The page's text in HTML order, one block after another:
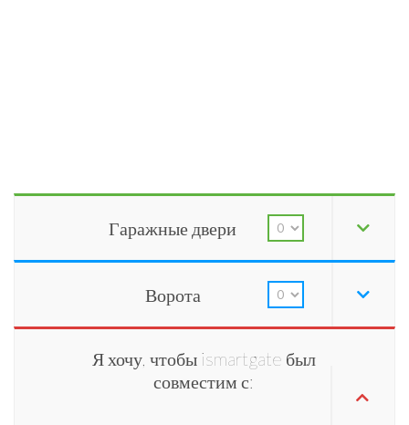
Гаражные двери
Ворота
Я хочу, чтобы ismartgate был
совместим с: